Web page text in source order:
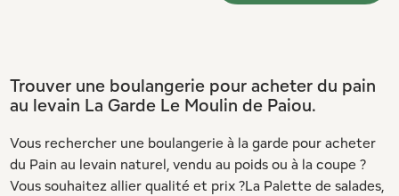
Trouver une boulangerie pour acheter du pain
au levain La Garde Le Moulin de Paiou.
Vous rechercher une boulangerie à la garde pour acheter
du Pain au levain naturel, vendu au poids ou à la coupe ?
Vous souhaitez allier qualité et prix ?La Palette de salades,